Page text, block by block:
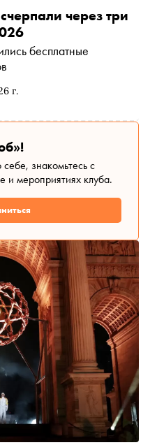
г.
через три
бесплатные
знакомьтесь с
и мероприятиях клуба.